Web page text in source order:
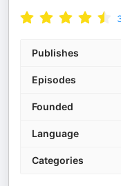
Publishes
Episodes
Founded
Language
Categories